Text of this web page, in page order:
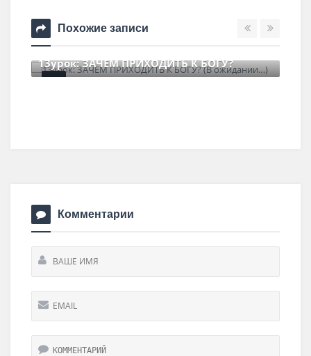
Похожие записи
13урок: ЗАЧЕМ ПРИХОДИТЬ К БОГУ?
Комментарии